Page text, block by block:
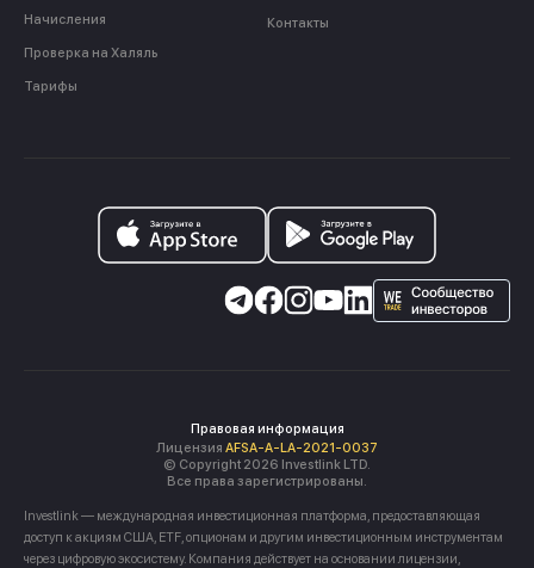
Начисления
Проверка на Халяль
Тарифы
Контакты
Правовая информация
Лицензия AFSA-A-LA-2021-0037
© Copyright 2026 Investlink LTD.
Все права зарегистрированы.
Investlink — международная инвестиционная платформа, предоставляющая
доступ к акциям США, ETF, опционам и другим инвестиционным инструментам
через цифровую экосистему. Компания действует на основании лицензии,